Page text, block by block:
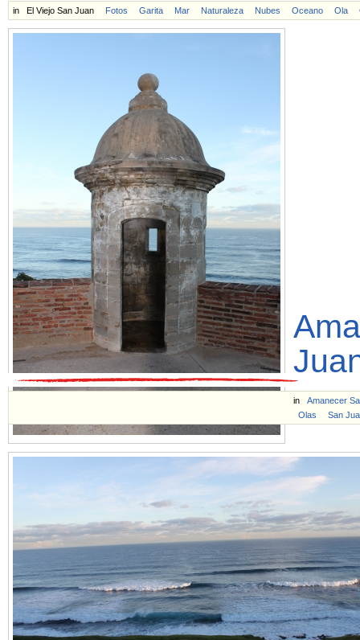
in El Viejo San Juan Fotos Garita Mar Naturaleza Nubes Oceano Ola
in
Amanecer
Olas
San